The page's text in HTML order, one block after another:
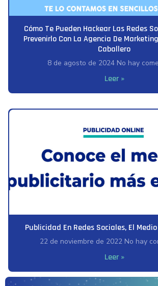
Cómo Te Pueden Hackear Las Redes
Prevenirlo Con La Agencia De
Caballero
8 de agosto de 2024 No hay
Leer »
Publicidad En Redes Sociales, El
22 de noviembre de 2022 No hay
Leer »